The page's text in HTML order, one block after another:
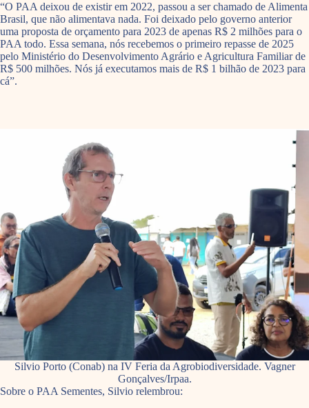
“O PAA deixou de existir em 2022, passou a ser chamado de Alimenta
Brasil, que não alimentava nada. Foi deixado pelo governo anterior
uma proposta de orçamento para 2023 de apenas R$ 2 milhões para o
PAA todo. Essa semana, nós recebemos o primeiro repasse de 2025
pelo Ministério do Desenvolvimento Agrário e Agricultura Familiar de
R$ 500 milhões. Nós já executamos mais de R$ 1 bilhão de 2023 para
cá”.
Silvio Porto (Conab) na IV Feria da Agrobiodiversidade. Vagner
Gonçalves/Irpaa.
Sobre o PAA Sementes, Silvio relembrou: